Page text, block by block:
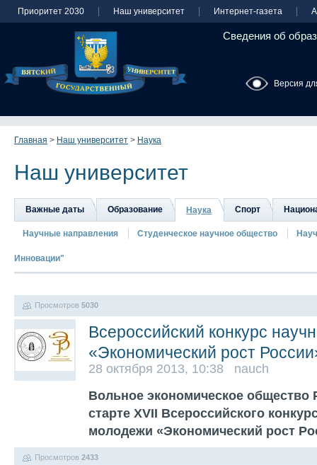
Приоритет 2030 Наш университет Интернет-газета
Сведения об
Версия
Главная > Наш университет > Наука
Наш университет
Важные даты Образование Наука Спорт
Научные направления Студенческое научное общество
Инновации"
Просмотров 5030
Всероссийский конкурс
«Экономический рост
28 октября 2013, 10:38 nauch
Вольное экономическое общество
старте XVII Всероссийского
молодежи «Экономический рост
Просмотров 2433